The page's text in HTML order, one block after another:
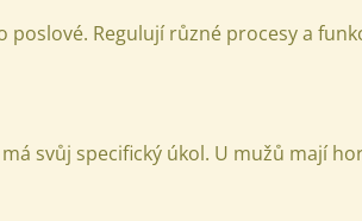
poslové. Regulují různé procesy a
má svůj specifický úkol. U mužů mají